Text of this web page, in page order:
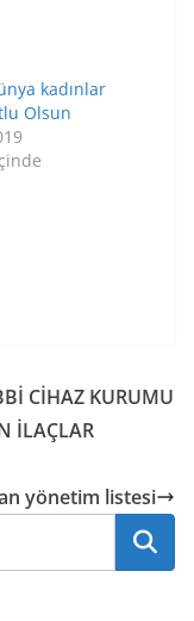
kadınlar
Olsun
CİHAZ KURUMU
İLAÇLAR
yönetim listesi